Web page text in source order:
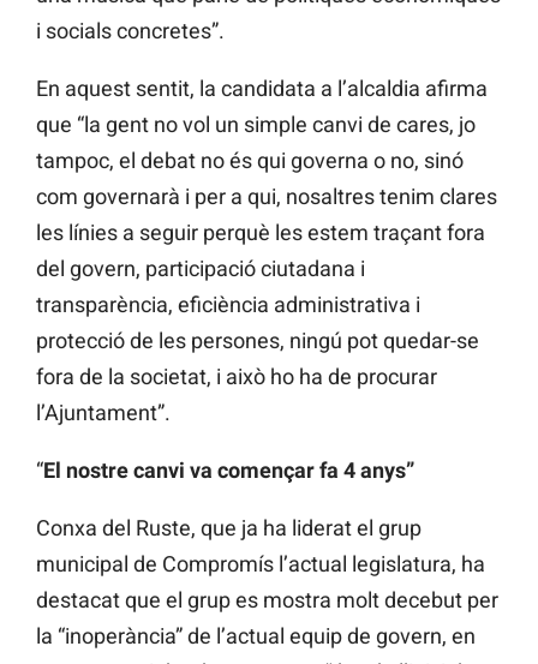
i socials concretes”.
En aquest sentit, la candidata a l’alcaldia afirma
que “la gent no vol un simple canvi de cares, jo
tampoc, el debat no és qui governa o no, sinó
com governarà i per a qui, nosaltres tenim clares
les línies a seguir perquè les estem traçant fora
del govern, participació ciutadana i
transparència, eficiència administrativa i
protecció de les persones, ningú pot quedar-se
fora de la societat, i això ho ha de procurar
l’Ajuntament”.
“El nostre canvi va començar fa 4 anys”
Conxa del Ruste, que ja ha liderat el grup
municipal de Compromís l’actual legislatura, ha
destacat que el grup es mostra molt decebut per
la “inoperància” de l’actual equip de govern, en